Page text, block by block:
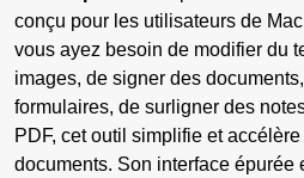
conçu pour les utilisateurs de
vous ayez besoin de modifier du
images, de signer des
formulaires, de surligner des
PDF, cet outil simplifie et
documents. Son interface épurée